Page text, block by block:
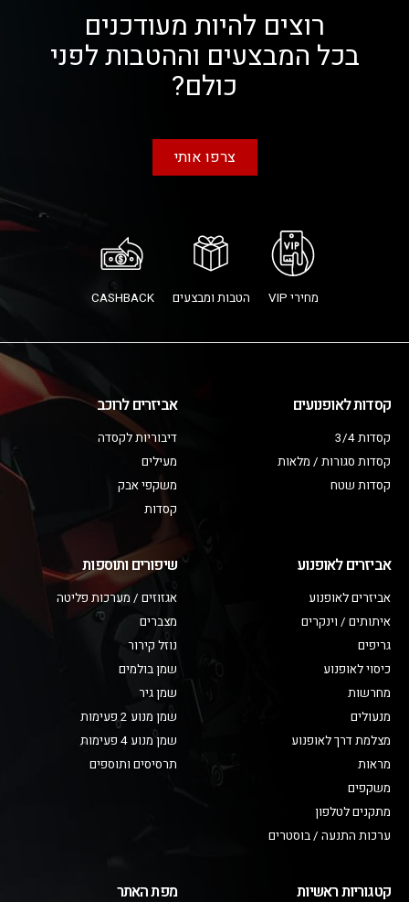
רוצים להיות מעודכנים
בכל המבצעים וההטבות לפני
כולם?
צרפו אותי
מחירי VIP הטבות ומבצעים CASHBACK
קסדות לאופנועים
קסדות 3/4
קסדות סגורות / מלאות
קסדות שטח
אביזרים לרוכב
דיבוריות לקסדה
מעילים
משקפי אבק
קסדות
אביזרים לאופנוע
אביזרים לאופנוע
איתותים / וינקרים
גריפים
כיסוי לאופנוע
מחרשות
מנעולים
מצלמת דרך לאופנוע
מראות
משקפים
מתקנים לטלפון
ערכות התנעה / בוסטרים
שיפורים ותוספות
אגזוזים / מערכות פליטה
מצברים
נוזל קירור
שמן בולמים
שמן גיר
שמן מנוע 2 פעימות
שמן מנוע 4 פעימות
תרסיסים ותוספים
קטגוריות ראשיות מפת האתר